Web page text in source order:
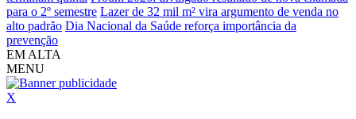
para o 2º semestre Lazer de 32 mil m² vira argumento de venda no
alto padrão Dia Nacional da Saúde reforça importância da
prevenção
EM ALTA
MENU
X